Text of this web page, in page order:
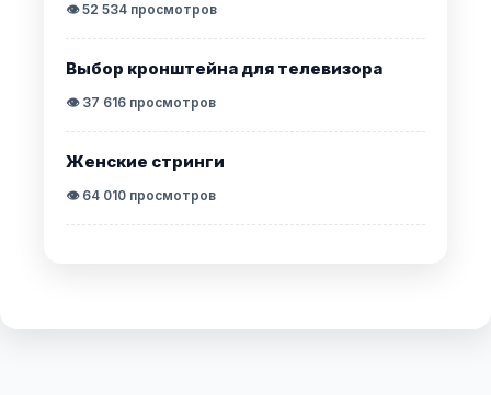
👁️ 52 534 просмотров
Выбор кронштейна для телевизора
👁️ 37 616 просмотров
Женские стринги
👁️ 64 010 просмотров